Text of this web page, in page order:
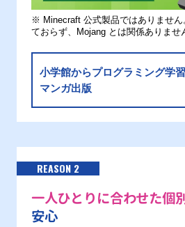
※ Minecraft 公式製品ではありません
ておらず、Mojang とは関係ありませ
小学館からプログラミング学習
マンガ出版
REASON 2
一人ひとりに合わせた個
安心